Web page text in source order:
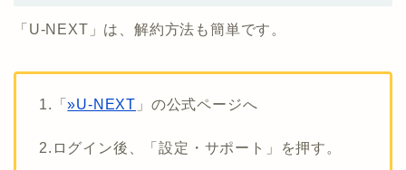
「U-NEXT」は、解約方法も簡単です。
1.「»U-NEXT 」の公式ページへ
2.ログイン後、「設定・サポート」を押す。